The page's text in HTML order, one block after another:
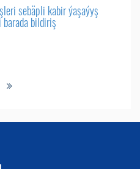
sebäpli kabir ýaşaýyş
bildiriş